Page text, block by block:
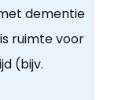
dementie
ruimte voor
(bijv.